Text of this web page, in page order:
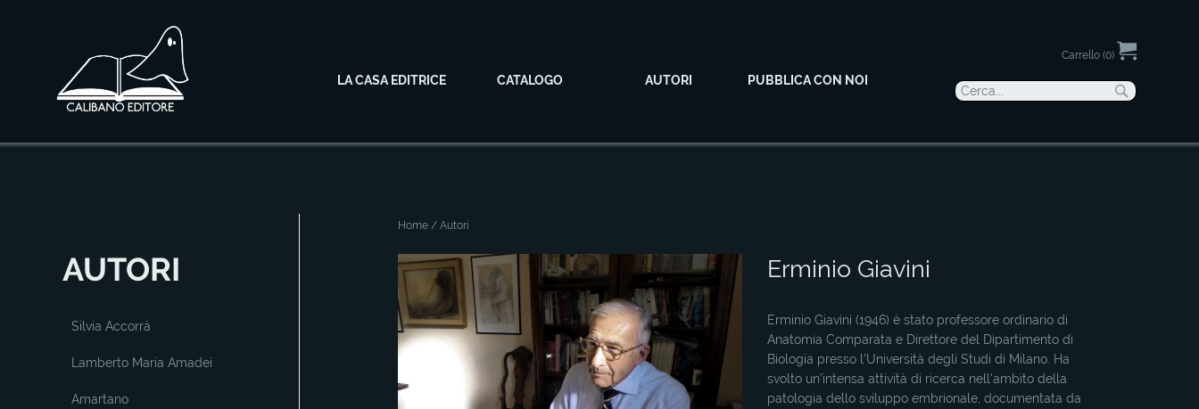
LA CASA EDITRICE CATALOGO AUTORI PUBBLICA CON NOI
Carrello (0)
AUTORI
Silvia Accorrà
Lamberto Maria Amadei
Amartano
Home / Autori
Erminio Giavini
Erminio Giavini (1946) è stato professore ordinario di
Anatomia Comparata e Direttore del Dipartimento di
Biologia presso l'Università degli Studi di Milano. Ha
svolto un’intensa attività di ricerca nell'ambito della
patologia dello sviluppo embrionale, documentata da